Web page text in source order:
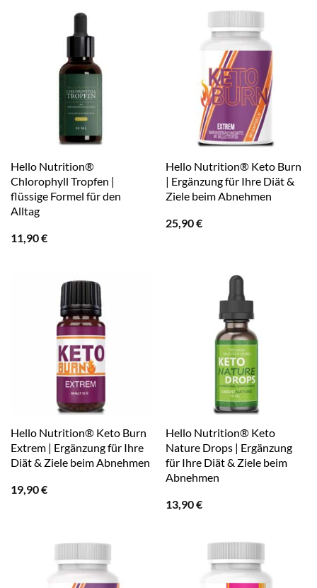
Hello Nutrition®
Chlorophyll Tropfen |
flüssige Formel für den
Alltag
11,90€
Hello Nutrition® Keto Burn
| Ergänzung für Ihre Diät &
Ziele beim Abnehmen
25,90€
Hello Nutrition® Keto Burn
Extrem | Ergänzung für Ihre
Diät & Ziele beim Abnehmen
19,90€
Hello Nutrition® Keto
Nature Drops | Ergänzung
für Ihre Diät & Ziele beim
Abnehmen
13,90€